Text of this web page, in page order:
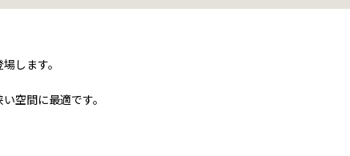
します。
空間に最適です。